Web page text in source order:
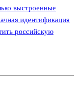
выстроенные
идентификация
российскую